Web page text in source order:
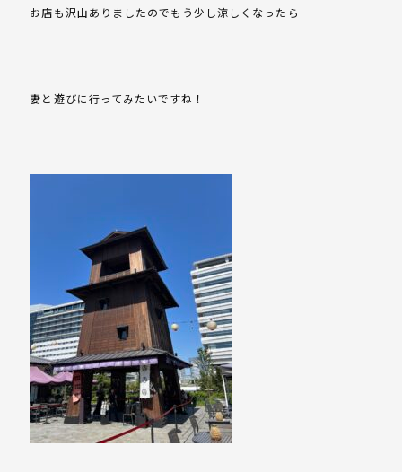
お店も沢山ありましたのでもう少し涼しくなったら
妻と遊びに行ってみたいですね！